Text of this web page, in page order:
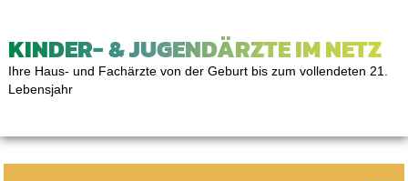
KINDER- & JUGENDÄRZTE IM NETZ
Ihre Haus- und Fachärzte von der Geburt bis zum vollendeten 21.
Lebensjahr